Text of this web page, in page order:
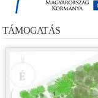
TÁMOGATÁS